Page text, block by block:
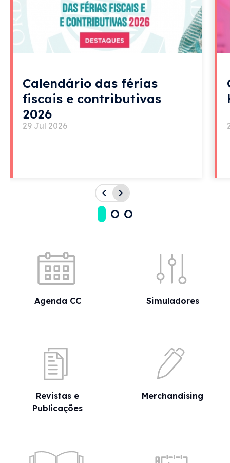
Calendário das férias
fiscais e contributivas
2026
29 Jul 2026
Agenda CC Simuladores
Revistas e
Publicações
Merchandising